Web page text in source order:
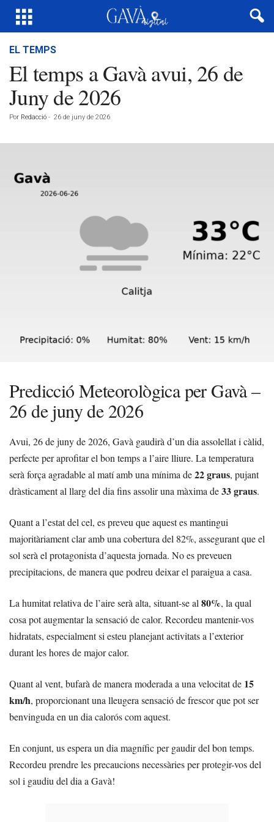
EL TEMPS
El temps a Gavà avui, 26 de
Juny de 2026
Por Redacció - 26 de juny de 2026
Predicció Meteorològica per Gavà –
26 de juny de 2026
Avui, 26 de juny de 2026, Gavà gaudirà d’un dia assolellat i càlid,
perfecte per aprofitar el bon temps a l’aire lliure. La temperatura
serà força agradable al matí amb una mínima de22 graus, pujant
dràsticament al llarg del dia fins assolir una màxima de33 graus.
Quant a l’estat del cel, es preveu que aquest es mantingui
majoritàriament clar amb una cobertura del 82%, assegurant que el
sol serà el protagonista d’aquesta jornada. No es preveuen
precipitacions, de manera que podreu deixar el paraigua a casa.
La humitat relativa de l’aire serà alta, situant-se al80%, la qual
cosa pot augmentar la sensació de calor. Recordeu mantenir-vos
hidratats, especialment si esteu planejant activitats a l’exterior
durant les hores de major calor.
Quant al vent, bufarà de manera moderada a una velocitat de 15
km/h, proporcionant una lleugera sensació de frescor que pot ser
benvinguda en un dia calorós com aquest.
En conjunt, us espera un dia magnífic per gaudir del bon temps.
Recordeu prendre les precaucions necessàries per protegir-vos del
sol i gaudiu del dia a Gavà!